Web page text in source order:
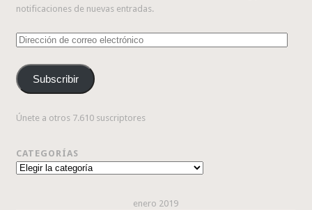
notificaciones de nuevas entradas.
Dirección
correo
electrónico
Subscribir
Únete a otros 7.610 suscriptores
CATEGORÍAS
Categorías
enero 2019